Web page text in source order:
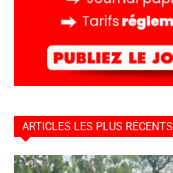
ARTICLES LES PLUS RÉCENTS